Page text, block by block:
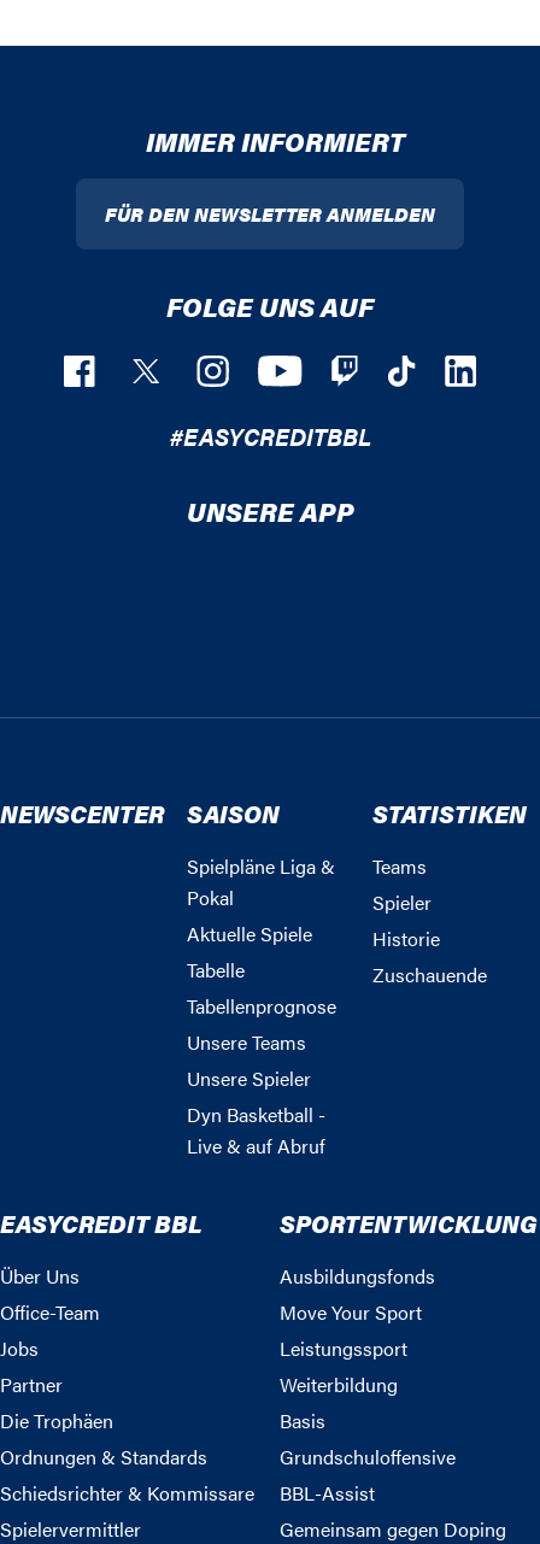
IMMER INFORMIERT
FÜR DEN NEWSLETTER ANMELDEN
FOLGE UNS AUF
#EASYCREDITBBL
UNSERE APP
NEWSCENTER SAISON
Spielpläne Liga &
Pokal
Aktuelle Spiele
Tabelle
Tabellenprognose
Unsere Teams
Unsere Spieler
Dyn Basketball -
Live & auf Abruf
STATISTIKEN
Teams
Spieler
Historie
Zuschauende
EASYCREDIT BBL
Über Uns
Office-Team
Jobs
Partner
Die Trophäen
Ordnungen & Standards
Schiedsrichter & Kommissare
Spielervermittler
SPORTENTWICKLUNG
Ausbildungsfonds
Move Your Sport
Leistungssport
Weiterbildung
Basis
Grundschuloffensive
BBL-Assist
Gemeinsam gegen Doping